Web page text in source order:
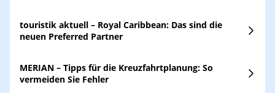
touristik aktuell – Royal Caribbean: Das sind die
neuen Preferred Partner
MERIAN – Tipps für die Kreuzfahrtplanung: So
vermeiden Sie Fehler